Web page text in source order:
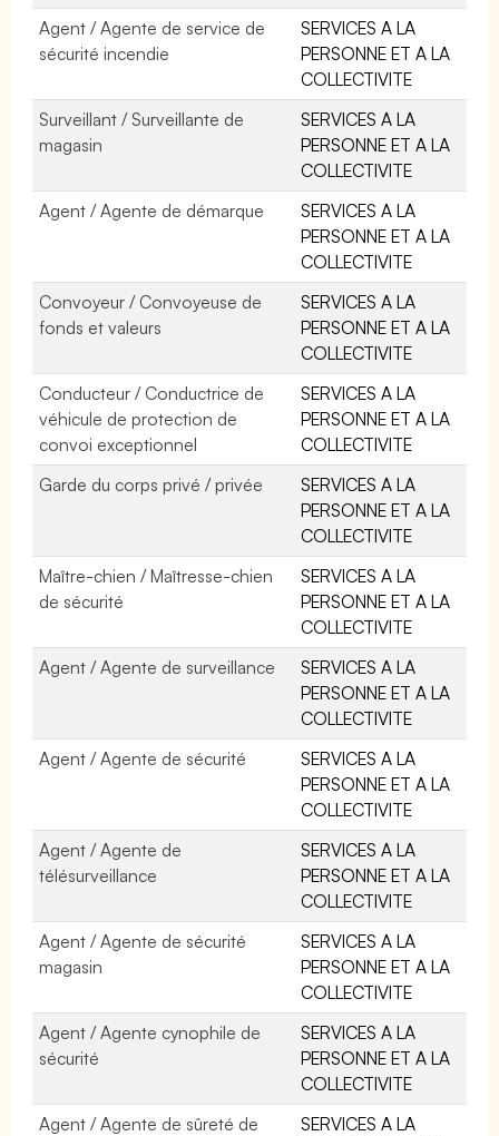
Agent / Agente de service de
sécurité incendie
SERVICES A LA
PERSONNE ET A LA
COLLECTIVITE
Surveillant / Surveillante de
magasin
SERVICES A LA
PERSONNE ET A LA
COLLECTIVITE
Agent / Agente de démarque
SERVICES A LA
PERSONNE ET A LA
COLLECTIVITE
Convoyeur / Convoyeuse de
fonds et valeurs
SERVICES A LA
PERSONNE ET A LA
COLLECTIVITE
Conducteur / Conductrice de
véhicule de protection de
convoi exceptionnel
SERVICES A LA
PERSONNE ET A LA
COLLECTIVITE
Garde du corps privé / privée
SERVICES A LA
PERSONNE ET A LA
COLLECTIVITE
Maître-chien / Maîtresse-chien
de sécurité
SERVICES A LA
PERSONNE ET A LA
COLLECTIVITE
Agent / Agente de surveillance
SERVICES A LA
PERSONNE ET A LA
COLLECTIVITE
Agent / Agente de sécurité
SERVICES A LA
PERSONNE ET A LA
COLLECTIVITE
Agent / Agente de
télésurveillance
SERVICES A LA
PERSONNE ET A LA
COLLECTIVITE
Agent / Agente de sécurité
magasin
SERVICES A LA
PERSONNE ET A LA
COLLECTIVITE
Agent / Agente cynophile de
sécurité
SERVICES A LA
PERSONNE ET A LA
COLLECTIVITE
Agent / Agente de sûreté de
SERVICES A LA